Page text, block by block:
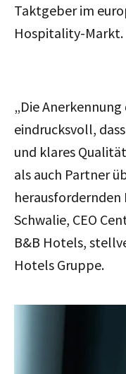
Taktgeber im
Hospitality-Markt.
„Die
eindrucksvoll,
und klares
als auch Partner
Schwalie, CEO
B&B Hotels,
Hotels Gruppe.